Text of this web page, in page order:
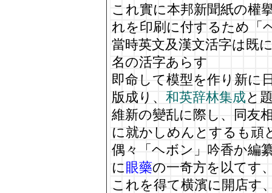
これ實に本邦新聞紙の權
れを印刷に付するため「
當時英文及漢文活字は既
名の活字あらす
即命して模型を作り新に
版成り、 和英辞林集成と
維新の變乱に際し、同友
に就かしめんとするも頑
偶々「ヘボン」吟香か編
に眼藥の一奇方を以てす
これを得て横濱に開店す